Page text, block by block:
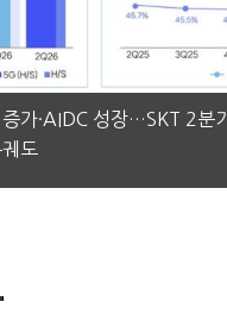
가·AIDC 성장…SKT 2분기
도